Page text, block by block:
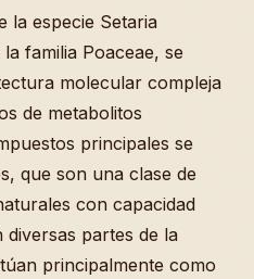
la especie Setaria
familia Poaceae, se
molecular compleja
de metabolitos
principales se
que son una clase de
con capacidad
diversas partes de la
principalmente como